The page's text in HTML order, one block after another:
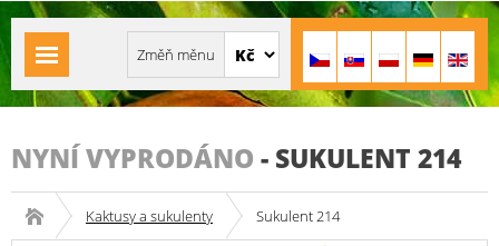
NYNÍ VYPRODÁNO - SUKULENT 214
Kaktusy a sukulenty Sukulent 214